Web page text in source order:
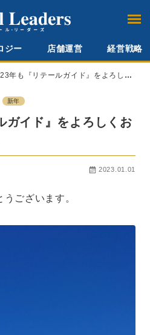
ジー 店舗運営 経営戦略
年も『リテールガイド』をよろしく
新年
ガイド』をよろしくお
2023.01.01
ございます。